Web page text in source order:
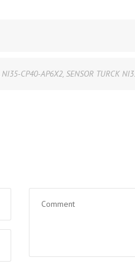
NI35-CP40-AP6X2, SENSOR TURCK